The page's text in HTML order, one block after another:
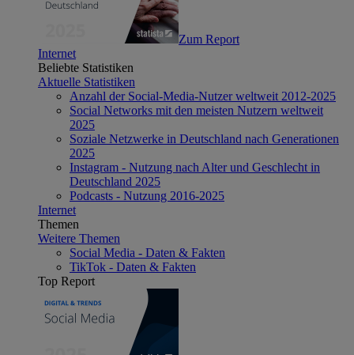
Zum Report
Internet
Beliebte Statistiken
Aktuelle Statistiken
Anzahl der Social-Media-Nutzer weltweit 2012-2025
Social Networks mit den meisten Nutzern weltweit
2025
Soziale Netzwerke in Deutschland nach Generationen
2025
Instagram - Nutzung nach Alter und Geschlecht in
Deutschland 2025
Podcasts - Nutzung 2016-2025
Internet
Themen
Weitere Themen
Social Media - Daten & Fakten
TikTok - Daten & Fakten
Top Report